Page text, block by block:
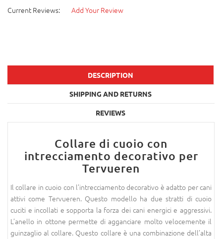
Current Reviews: Add Your Review
DESCRIPTION
SHIPPING AND RETURNS
REVIEWS
Collare di cuoio con
intrecciamento decorativo per
Tervueren
Il collare in cuoio con l’intrecciamento decorativo è adatto per cani
attivi come Tervueren. Questo modello ha due stratti di cuoio
cuciti e incollati e sopporta la forza dei cani energici e aggressivi.
L’anello in ottone permette di agganciare molto velocemente il
guinzaglio al collare. Questo collare è una combinazione dell’alta